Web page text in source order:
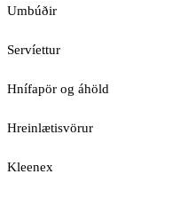
Umbúðir
Servíettur
Hnífapör og áhöld
Hreinlætisvörur
Kleenex